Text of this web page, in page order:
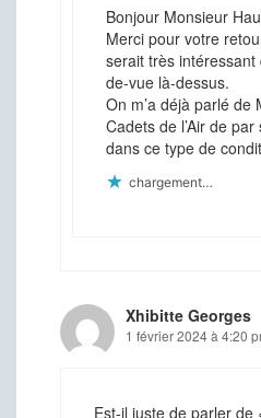
Bonjour Monsieur
Merci pour votre
serait très intéressant
de-vue là-dessus.
On m’a déjà parlé de
Cadets de l’Air de
dans ce type de
chargement…
Xhibitte Georges
1 février 2024 à 4:20
Est-il juste de parler de